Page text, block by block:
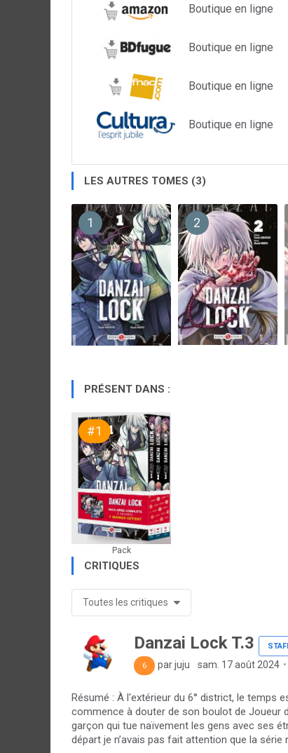
Boutique en ligne
Boutique en ligne
Boutique en ligne
Boutique en ligne
LES AUTRES TOMES (3)
1 2
PRÉSENT DANS :
#1
Pack
CRITIQUES
Toutes les critiques
Danzai Lock T.3
6 par juju sam. 17 août 2024
Résumé : À l'extérieur du 6° district, le temps
commence à douter de son boulot de Joueur
garçon qui tue naïvement les gens avec ses
départ je n’avais pas fait attention que la série